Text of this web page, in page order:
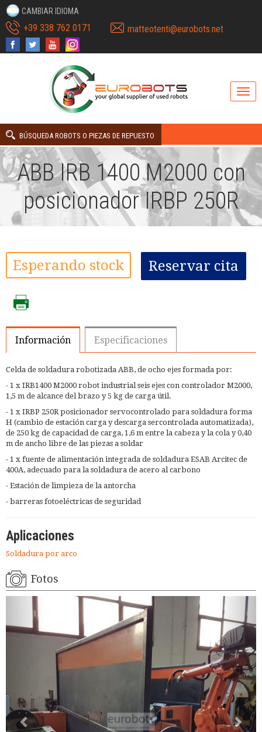
CAMBIAR IDIOMA
+39 338 762 0171 matteotenti@eurobots.net
BÚSQUEDA ROBOTS O PIEZAS DE REPUESTO
ABB IRB 1400 M2000 con
posicionador IRBP 250R
Esperando stock Reservar cita
Información Especificaciones
Celda de soldadura robotizada ABB, de ocho ejes formada por:
- 1 x IRB1400 M2000 robot industrial seis ejes con controlador M2000,
1,5 m de alcance del brazo y 5 kg de carga útil.
- 1 x IRBP 250R posicionador servocontrolado para soldadura forma
H (cambio de estación carga y descarga sercontrolada automatizada),
de 250 kg de capacidad de carga, 1,6 m entre la cabeza y la cola y 0,40
m de ancho libre de las piezas a soldar
- 1 x fuente de alimentación integrada de soldadura ESAB Arcitec de
400A, adecuado para la soldadura de acero al carbono
- Estación de limpieza de la antorcha
- barreras fotoeléctricas de seguridad
Aplicaciones
Soldadura por arco
Fotos